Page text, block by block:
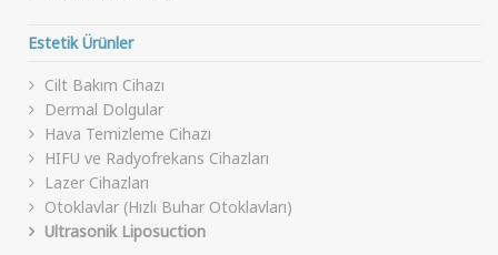
Estetik Ürünler
Cilt Bakım Cihazı
Dermal Dolgular
Hava Temizleme Cihazı
HIFU ve Radyofrekans Cihazları
Lazer Cihazları
Otoklavlar (Hızlı Buhar Otoklavları)
Ultrasonik Liposuction